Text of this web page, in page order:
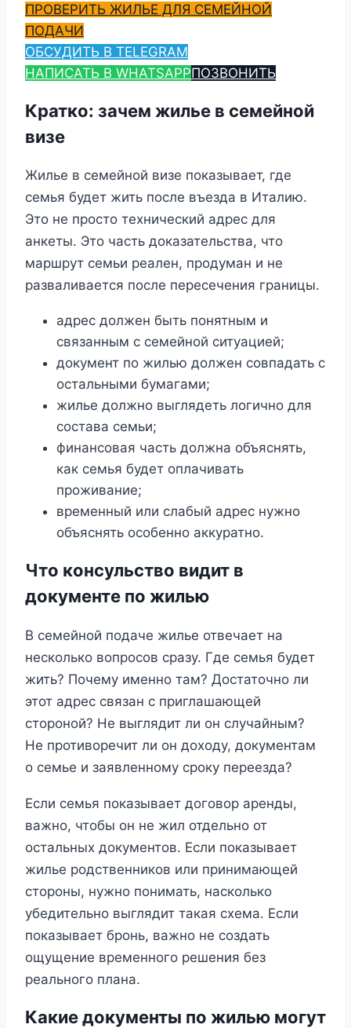
ПРОВЕРИТЬ ЖИЛЬЕ ДЛЯ СЕМЕЙНОЙ
ПОДАЧИ
ОБСУДИТЬ В TELEGRAM
НАПИСАТЬ В WHATSAPPПОЗВОНИТЬ
Кратко: зачем жилье в семейной
визе
Жилье в семейной визе показывает, где
семья будет жить после въезда в Италию.
Это не просто технический адрес для
анкеты. Это часть доказательства, что
маршрут семьи реален, продуман и не
разваливается после пересечения границы.
адрес должен быть понятным и
связанным с семейной ситуацией;
документ по жилью должен совпадать с
остальными бумагами;
жилье должно выглядеть логично для
состава семьи;
финансовая часть должна объяснять,
как семья будет оплачивать
проживание;
временный или слабый адрес нужно
объяснять особенно аккуратно.
Что консульство видит в
документе по жилью
В семейной подаче жилье отвечает на
несколько вопросов сразу. Где семья будет
жить? Почему именно там? Достаточно ли
этот адрес связан с приглашающей
стороной? Не выглядит ли он случайным?
Не противоречит ли он доходу, документам
о семье и заявленному сроку переезда?
Если семья показывает договор аренды,
важно, чтобы он не жил отдельно от
остальных документов. Если показывает
жилье родственников или принимающей
стороны, нужно понимать, насколько
убедительно выглядит такая схема. Если
показывает бронь, важно не создать
ощущение временного решения без
реального плана.
Какие документы по жилью могут